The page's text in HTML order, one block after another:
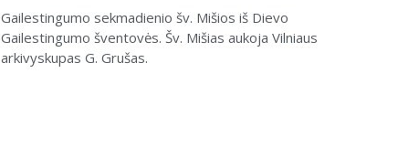
Gailestingumo sekmadienio šv. Mišios iš Dievo
Gailestingumo šventovės. Šv. Mišias aukoja Vilniaus
arkivyskupas G. Grušas.